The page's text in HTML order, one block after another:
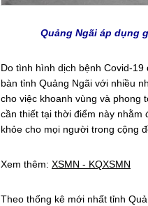
Quảng Ngãi áp dụng
Do tình hình dịch bệnh Covid-
bàn tỉnh Quảng Ngãi với nhiều
cho việc khoanh vùng và phong
cần thiết tại thời điểm này nhằm
khỏe cho mọi người trong cộng
Xem thêm: XSMN - KQXSMN
Theo thống kê mới nhất tỉnh